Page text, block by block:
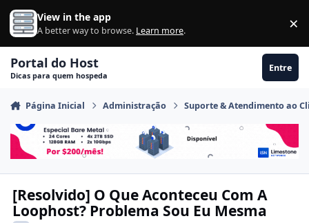
Ir para conteúdo
View in the app
A better way to browse. Learn more. ×
Portal do Host
Dicas para quem hospeda
Entre
Página Inicial Administração Suporte & Atendimento ao
[Resolvido] O Que Aconteceu Com A
Loophost? Problema Sou Eu Mesma